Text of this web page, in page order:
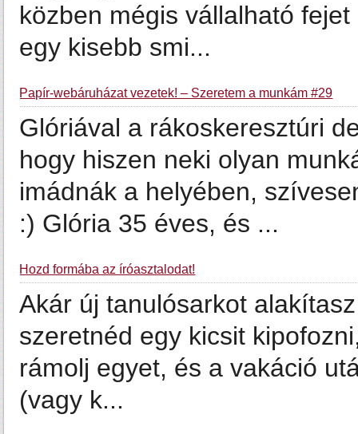
közben mégis vállalható
egy kisebb smi...
Papír-webáruházat vezetek! – Szeretem a munkám #29
Glóriával a rákoskeresztúri
hogy hiszen neki olyan
imádnák a helyében,
:) Glória 35 éves, és ...
Hozd formába az íróasztalodat!
Akár új tanulósarkot
szeretnéd egy kicsit
rámolj egyet, és a vakáció
(vagy k...